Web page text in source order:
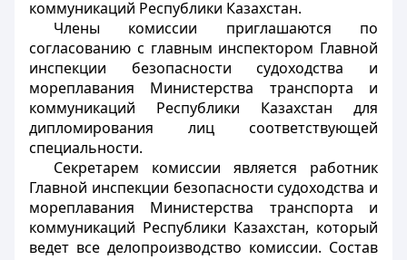
коммуникаций Республики Казахстан.
Члены комиссии приглашаются по
согласованию с главным инспектором Главной
инспекции безопасности судоходства и
мореплавания Министерства транспорта и
коммуникаций Республики Казахстан для
дипломирования лиц соответствующей
специальности.
Секретарем комиссии является работник
Главной инспекции безопасности судоходства и
мореплавания Министерства транспорта и
коммуникаций Республики Казахстан, который
ведет все делопроизводство комиссии. Состав